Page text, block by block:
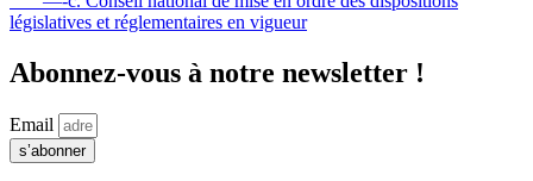
législatives et réglementaires en vigueur
Abonnez-vous à notre newsletter !
Email
s’abonner